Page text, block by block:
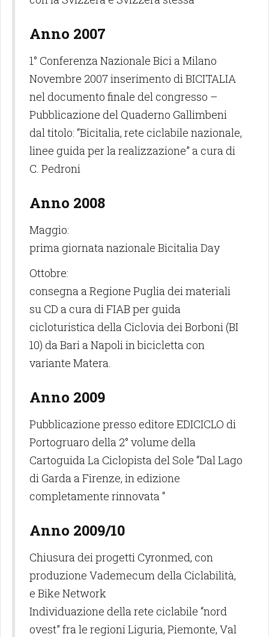
Anno 2007
1° Conferenza Nazionale Bici a Milano
Novembre 2007 inserimento di BICITALIA
nel documento finale del congresso –
Pubblicazione del Quaderno Gallimbeni
dal titolo: “Bicitalia, rete ciclabile nazionale,
linee guida per la realizzazione” a cura di
C. Pedroni
Anno 2008
Maggio:
prima giornata nazionale Bicitalia Day
Ottobre:
consegna a Regione Puglia dei materiali
su CD a cura di FIAB per guida
cicloturistica della Ciclovia dei Borboni (BI
10) da Bari a Napoli in bicicletta con
variante Matera.
Anno 2009
Pubblicazione presso editore EDICICLO di
Portogruaro della 2° volume della
Cartoguida La Ciclopista del Sole “Dal Lago
di Garda a Firenze, in edizione
completamente rinnovata “
Anno 2009/10
Chiusura dei progetti Cyronmed, con
produzione Vademecum della Ciclabilità,
e Bike Network
Individuazione della rete ciclabile “nord
ovest” fra le regioni Liguria, Piemonte, Val